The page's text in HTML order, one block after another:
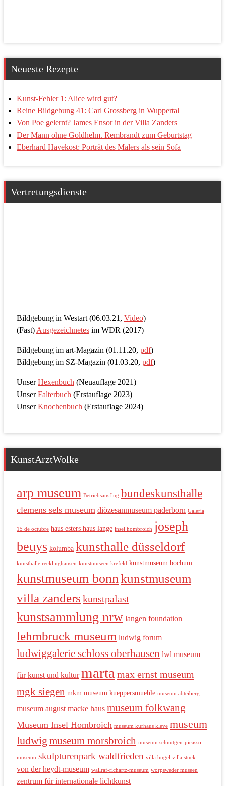
Neueste Rezepte
Kunst-Fehler 1: Alice wird gut?
Reine Bildgebung 41: Carl Grossberg in Wuppertal
Von Poe gelernt? James Ensor in der Villa Zanders
Der Mann ohne Goldhelm. Rembrandt zum Geburtstag
Eberhard Havekost: Porträt des Malers als sein Sofa
Vertretungsdienste
Bildgebung in Westart (06.03.21, Video)
(Fast)Ausgezeichnetes im WDR (2017)
Bildgebung im art-Magazin (01.11.20, pdf)
Bildgebung im SZ-Magazin (01.03.20, pdf)
UnserHexenbuch (Neuauflage 2021)
UnserFalterbuch (Erstauflage 2023)
UnserKnochenbuch (Erstauflage 2024)
KunstArztWolke
arp museum Betriebsausflug bundeskunsthalle
clemens sels museum diözesanmuseum paderborn Galería
15 de octubre haus esters haus lange insel hombroich joseph
beuys kolumba kunsthalle düsseldorf
kunsthalle recklinghausen kunstmuseen krefeld kunstmuseum bochum
kunstmuseum bonnkunstmuseum
villa zanders kunstpalast
kunstsammlung nrw langen foundation
lehmbruck museum ludwig forum
ludwiggalerie schloss oberhausen lwl museum
für kunst und kultur martamax ernst museum
mgk siegen mkm museum kueppersmuehle museum abteiberg
museum august macke haus museum folkwang
Museum Insel Hombroich museum kurhaus kleve museum
ludwig museum morsbroich museum schnütgen picasso
museum skulpturenpark waldfrieden villa hügel villa stuck
von der heydt-museum wallraf-richartz-museum worpsweder museen
zentrum für internationale lichtkunst